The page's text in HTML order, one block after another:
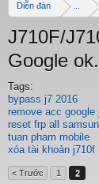
Diễn đàn
J710F/
Google ok.
Tags:
bypass j7 2016
remove acc google
reset frp all
tuan pham mobile
xóa tài khoản j710f
< Trước 1 2